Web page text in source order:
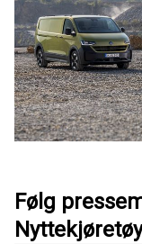
Følg
Nyttekjøretøy